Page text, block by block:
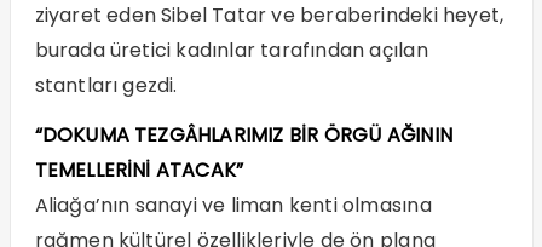
ziyaret eden Sibel Tatar ve beraberindeki heyet,
burada üretici kadınlar tarafından açılan
stantları gezdi.
“DOKUMA TEZGÂHLARIMIZ BİR ÖRGÜ AĞININ
TEMELLERİNİ ATACAK”
Aliağa’nın sanayi ve liman kenti olmasına
rağmen kültürel özellikleriyle de ön plana